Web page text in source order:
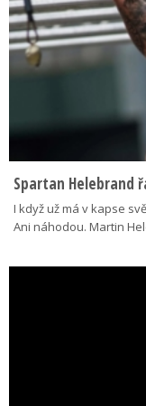
Spartan Helebrand
I když už má v kapse
Ani náhodou. Martin